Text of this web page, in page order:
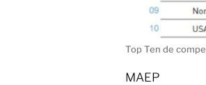
Top Ten de
MAEP